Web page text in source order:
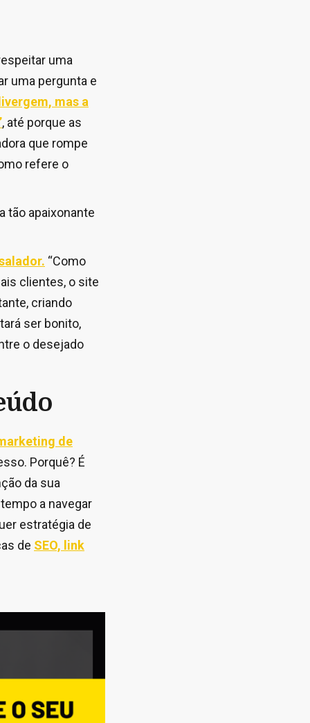
uma
uma pergunta e
mas a
, até porque as
que rompe
refere o
tão apaixonante
“Como
clientes, o site
criando
ser bonito,
o desejado
de
Porquê? É
da sua
a navegar
estratégia de
de SEO, link